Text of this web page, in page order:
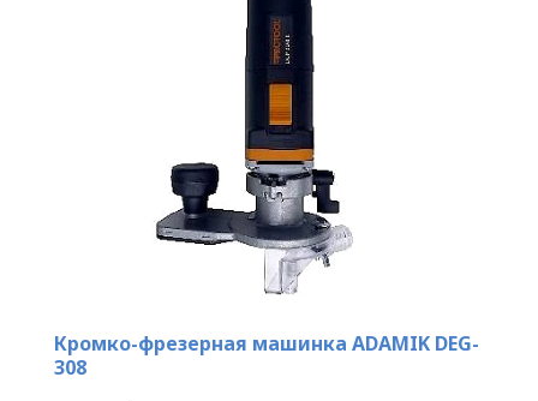
Кромко-фрезерная машинка ADAMIK DEG-
308